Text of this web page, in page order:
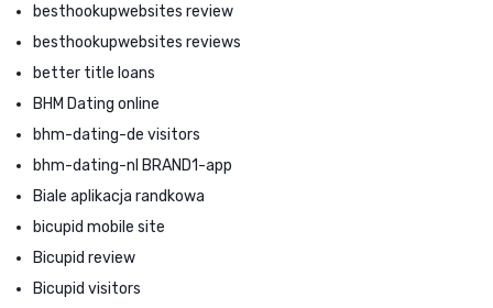
besthookupwebsites review
besthookupwebsites reviews
better title loans
BHM Dating online
bhm-dating-de visitors
bhm-dating-nl BRAND1-app
Biale aplikacja randkowa
bicupid mobile site
Bicupid review
Bicupid visitors